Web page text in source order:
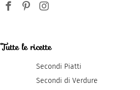
Tutte le ricette
Secondi Piatti
Secondi di Verdure